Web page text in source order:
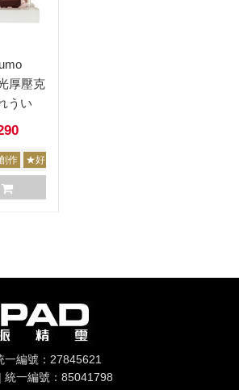
厚壓克
うい
作 ★好康撿寶區
一編號：27845621
統一編號：85041798